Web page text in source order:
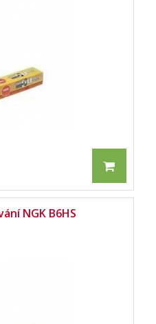
NGK B6HS